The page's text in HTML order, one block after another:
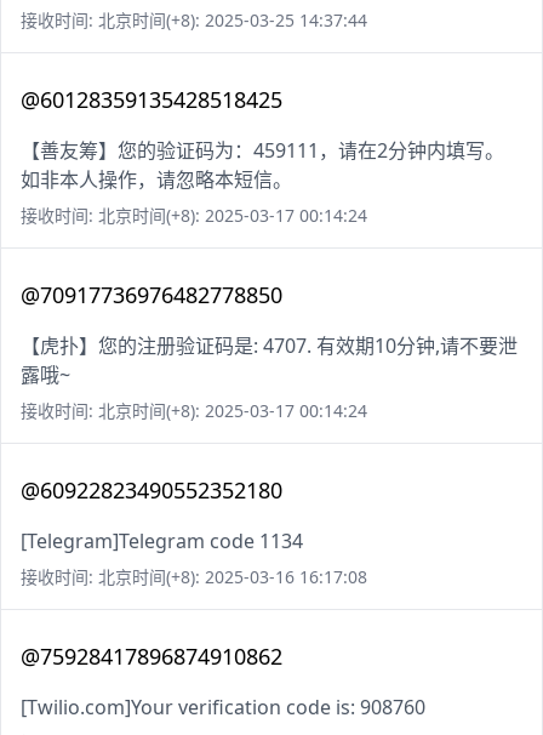
接收时间: 北京时间(+8): 2025-03-25 14:37:44
@60128359135428518425
【善友筹】您的验证码为：459111，请在2分钟内填写。
如非本人操作，请忽略本短信。
接收时间: 北京时间(+8): 2025-03-17 00:14:24
@70917736976482778850
【虎扑】您的注册验证码是: 4707. 有效期10分钟,请不要泄
露哦~
接收时间: 北京时间(+8): 2025-03-17 00:14:24
@60922823490552352180
[Telegram]Telegram code 1134
接收时间: 北京时间(+8): 2025-03-16 16:17:08
@75928417896874910862
[Twilio.com]Your verification code is: 908760